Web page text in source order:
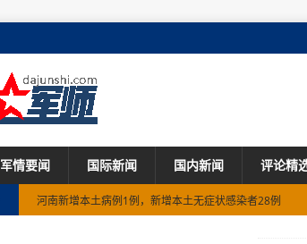
军情要闻 国际新闻 国内新闻 评论精
河南新增本土病例1例，新增本土无症状感染者28例